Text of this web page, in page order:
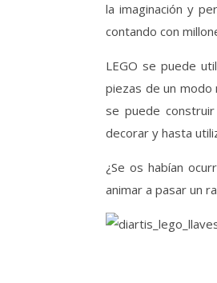
la imaginación y
contando con
LEGO se puede
piezas de un modo
se puede
decorar y hasta
¿Se os habían
animar a pasar un